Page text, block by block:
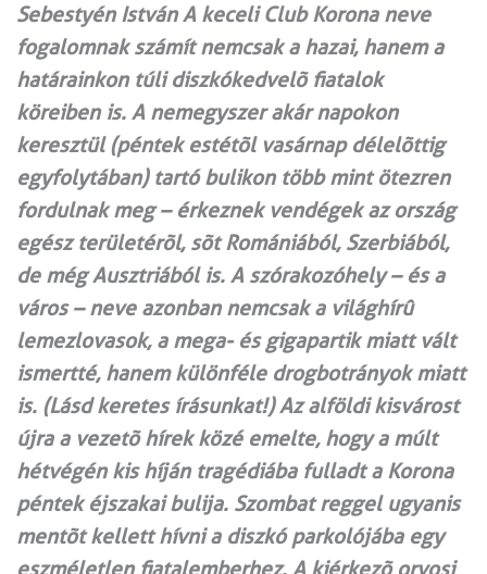
Sebestyén István A keceli Club Korona neve
fogalomnak számít nemcsak a hazai, hanem a
határainkon túli diszkókedvelõ fiatalok
köreiben is. A nemegyszer akár napokon
keresztül (péntek estétõl vasárnap délelõttig
egyfolytában) tartó bulikon több mint ötezren
fordulnak meg – érkeznek vendégek az ország
egész területérõl, sõt Romániából, Szerbiából,
de még Ausztriából is. A szórakozóhely – és a
város – neve azonban nemcsak a világhírû
lemezlovasok, a mega- és gigapartik miatt vált
ismertté, hanem különféle drogbotrányok miatt
is. (Lásd keretes írásunkat!) Az alföldi kisvárost
újra a vezetõ hírek közé emelte, hogy a múlt
hétvégén kis híján tragédiába fulladt a Korona
péntek éjszakai bulija. Szombat reggel ugyanis
mentõt kellett hívni a diszkó parkolójába egy
eszméletlen fiatalemberhez. A kiérkezõ orvosi